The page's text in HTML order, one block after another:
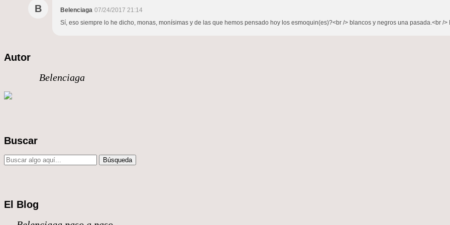
B Belenciaga 07/24/2017 21:14
Sí, eso siempre lo he dicho, monas, monísimas y de las que hemos pensado hoy los esmoquin(es)?<br /> blancos y negros una pasada.<br />
Autor
Belenciaga
Buscar
El Blog